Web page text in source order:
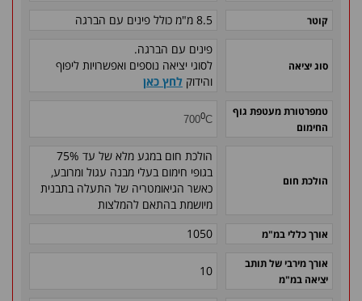
קוטר 8.5 מ"מ כולל פינים עם הברגה
סוג יציאה
פינים עם הברגה.
לסוגי יציאה נוספים ואפשרויות ליפוף
והידוק לחץ כאן
טמפרטורת מעטפת גוף
החימום
7000C
הולכת חום
הולכת חום במגע מלא של עד 75%
בגופי חימום בעלי מבנה עגול ומרובע,
כאשר הגיאומטריה של התעלה בתבנית
מיושמת בהתאם להמלצות
אורך כללי במ"מ 1050
אורך מירבי של תותב
יציאה במ"מ
10